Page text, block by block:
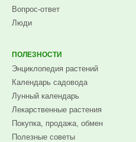
Вопрос-ответ
Люди
ПОЛЕЗНОСТИ
Энциклопедия растений
Календарь садовода
Лунный календарь
Лекарственные растения
Покупка, продажа, обмен
Полезные советы